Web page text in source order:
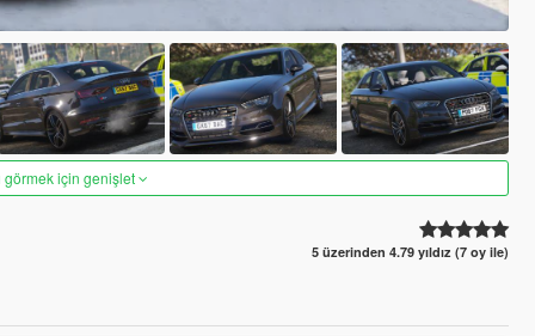
görmek için genişlet
5 üzerinden 4.79 yıldız (7 oy ile)